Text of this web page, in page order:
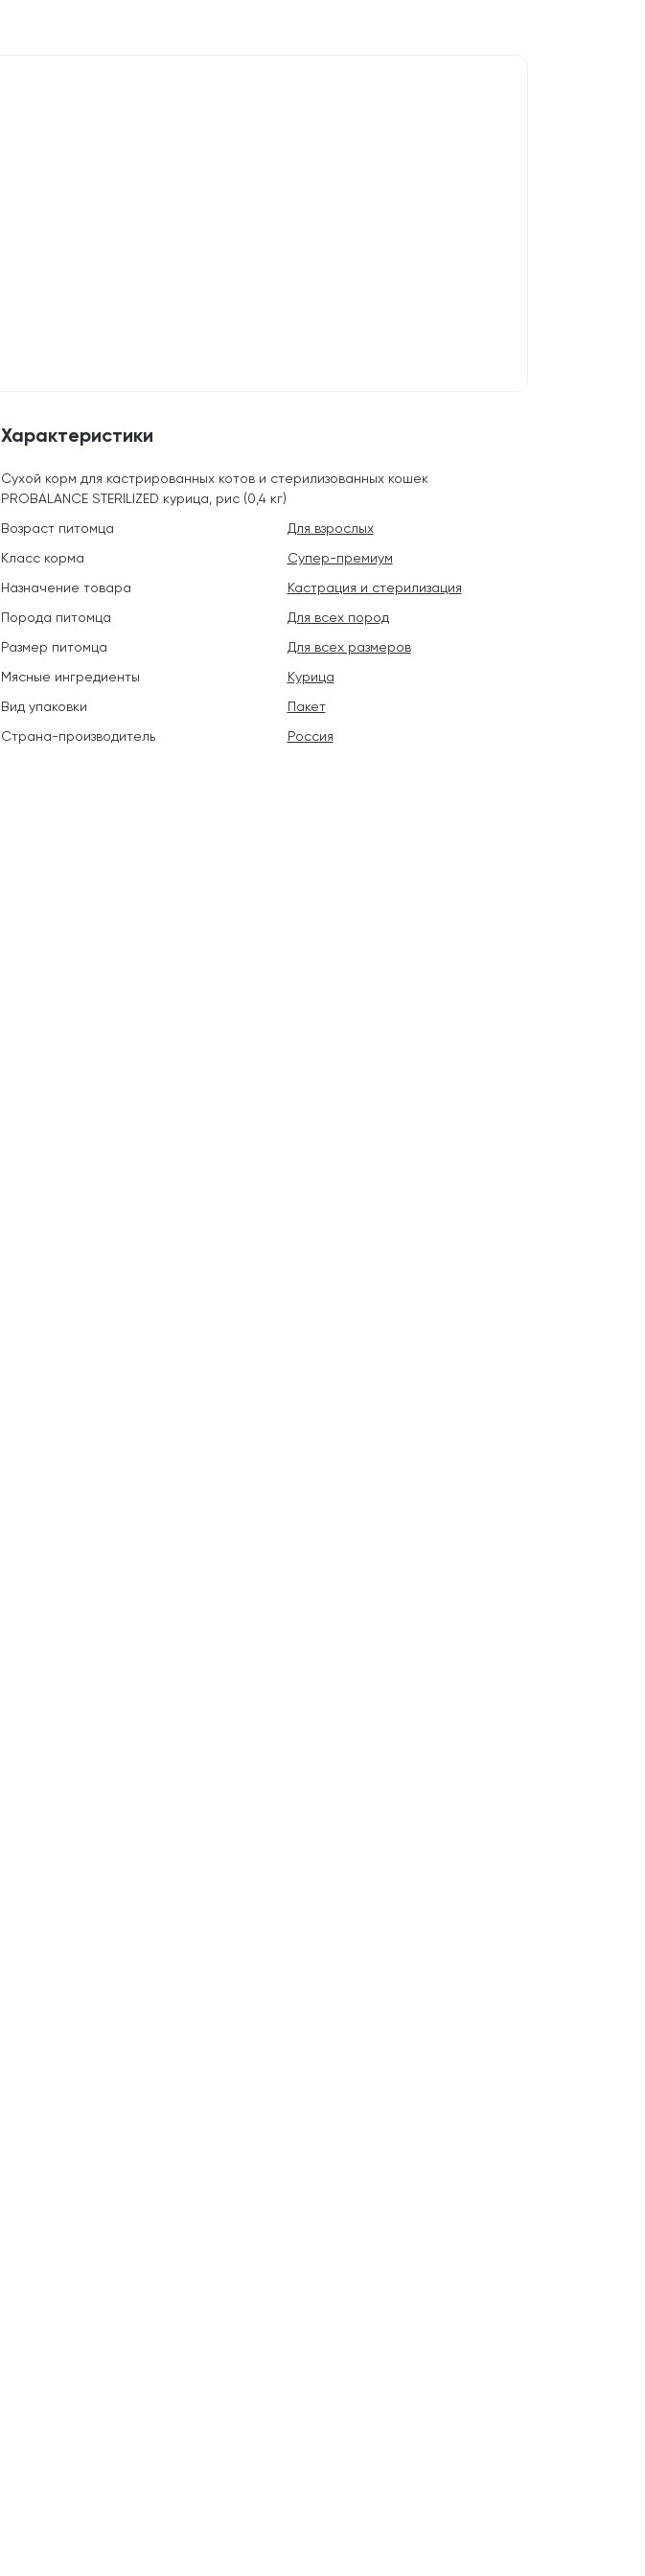
Характеристики
Сухой корм для кастрированных котов и стерилизованных кошек
PROBALANCE STERILIZED курица, рис (0,4 кг)
Возраст питомца
Для взрослых
Класс корма
Супер-премиум
Назначение товара
Кастрация и стерилизация
Порода питомца
Для всех пород
Размер питомца
Для всех размеров
Мясные ингредиенты
Курица
Вид упаковки
Пакет
Страна-производитель
Россия